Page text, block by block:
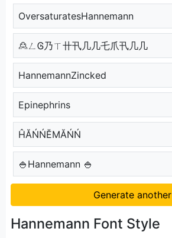
OversaturatesHannemann
🙎ㄥᎶ乃ㄒ卄卂几几乇爪卂几几
HannemannZincked
Epinephrins
ĤĂŃŃĔМĂŃŃ
🍚Hannemann 🍚
Generate another
Hannemann Font Style